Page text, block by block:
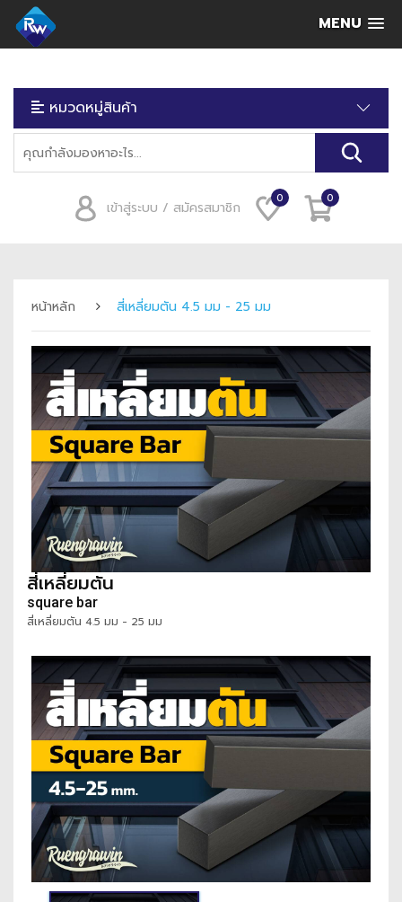
MENU
หมวดหมู่สินค้า
เข้าสู่ระบบ / สมัครสมาชิก
0 0
หน้าหลัก สี่เหลี่ยมตัน 4.5 มม - 25 มม
สี่เหลี่ยมตัน
square bar
สี่เหลี่ยมตัน 4.5 มม - 25 มม